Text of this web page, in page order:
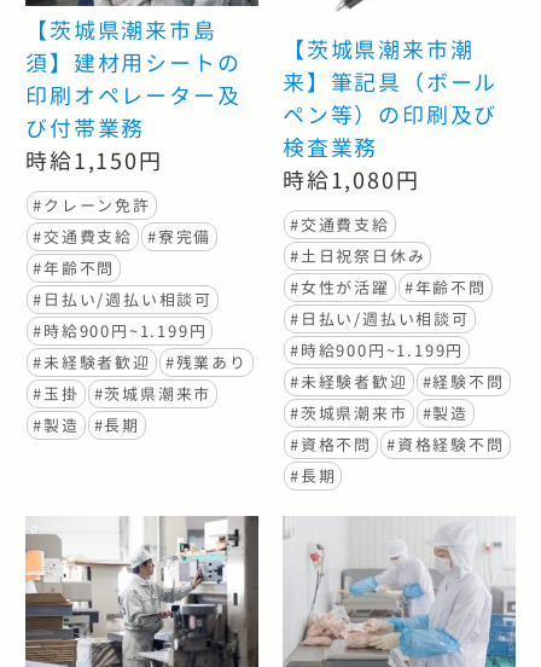
【茨城県潮来市島
須】建材用シートの
印刷オペレーター及
び付帯業務
時給1,150円
#クレーン免許
#交通費支給
#寮完備
#年齢不問
#日払い/週払い相談可
#時給900円~1.199円
#未経験者歓迎
#残業あり
#玉掛
#茨城県潮来市
#製造
#長期
【茨城県潮来市潮
来】筆記具（ボール
ペン等）の印刷及び
検査業務
時給1,080円
#交通費支給
#土日祝祭日休み
#女性が活躍
#年齢不問
#日払い/週払い相談可
#時給900円~1.199円
#未経験者歓迎
#経験不問
#茨城県潮来市
#製造
#資格不問
#資格経験不問
#長期